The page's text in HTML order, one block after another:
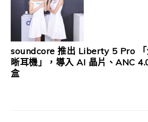
soundcore 推出 Liberty 5 Pro 「
晰耳機」，導入 AI 晶片、ANC
盒